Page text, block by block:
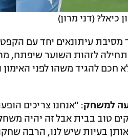
כיאל? (דני מרון)
מסיבת עיתונאים יחד עם
לזהות השוער שיפתח,
חכם להגיד משהו לפני
למשחק: "אנחנו צריכים
טוב בבית אבל זה יהיה
בעיות שיש לנו, הרבה